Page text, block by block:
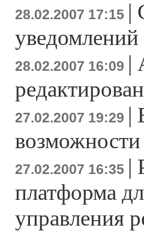
28.02.2007 17:15 |
уведомлений
28.02.2007 16:09 |
27.02.2007 19:29 |
27.02.2007 16:35 |
платформа
управления